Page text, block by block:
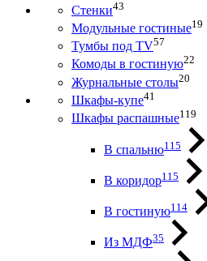
Стенки43
Модульные гостиные19
Тумбы под ТV57
Комоды в гостиную22
Журнальные столы20
Шкафы-купе41
Шкафы распашные119
В спальню115
В коридор115
В гостиную114
Из МДФ35